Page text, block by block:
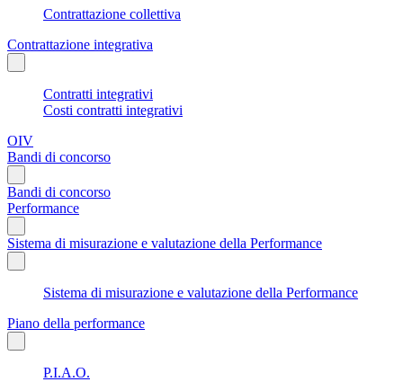
Contrattazione collettiva
Contrattazione integrativa
Contratti integrativi
Costi contratti integrativi
OIV
Bandi di concorso
Bandi di concorso
Performance
Sistema di misurazione e valutazione della Performance
Sistema di misurazione e valutazione della Performance
Piano della performance
P.I.A.O.